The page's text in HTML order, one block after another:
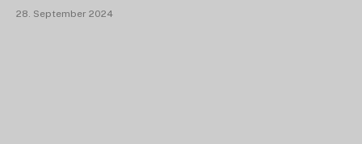
28. September 2024